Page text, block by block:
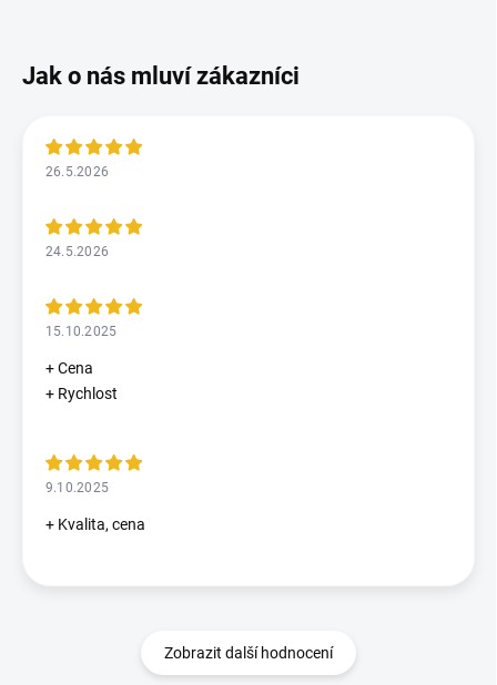
26.5.2026
24.5.2026
15.10.2025
+ Cena
+ Rychlost
9.10.2025
+ Kvalita, cena
Zobrazit další hodnocení